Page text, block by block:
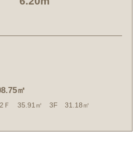
㎡
Ｆ 35.91㎡ 3F 31.18㎡